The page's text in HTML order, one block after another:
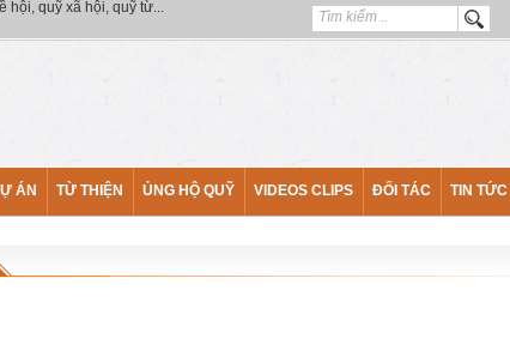
ÁN TỪ THIỆN ỦNG HỘ QUỸ VIDEOS CLIPS ĐỐI TÁC TIN TỨC